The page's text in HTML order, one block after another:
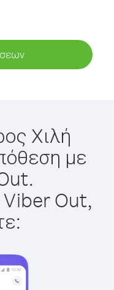
Χιλή
με
Out,